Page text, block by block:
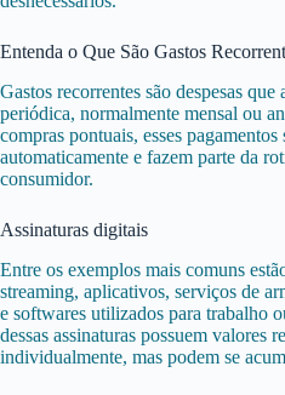
Entenda o Que São Gastos
Gastos recorrentes são despesas
periódica, normalmente mensal ou
compras pontuais, esses pagamentos
automaticamente e fazem parte da
consumidor.
Assinaturas digitais
Entre os exemplos mais comuns
streaming, aplicativos, serviços de
e softwares utilizados para trabalho
dessas assinaturas possuem valores
individualmente, mas podem se